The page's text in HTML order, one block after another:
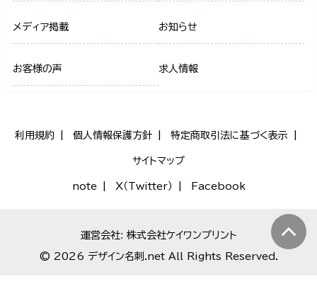
メディア掲載 お知らせ
お客様の声 求人情報
利用規約 個人情報保護方針 特定商取引法に基づく表示
サイトマップ
note X（Twitter） Facebook
運営会社: 株式会社ケイワンプリント
© 2026 デザイン名刺.net All Rights Reserved.